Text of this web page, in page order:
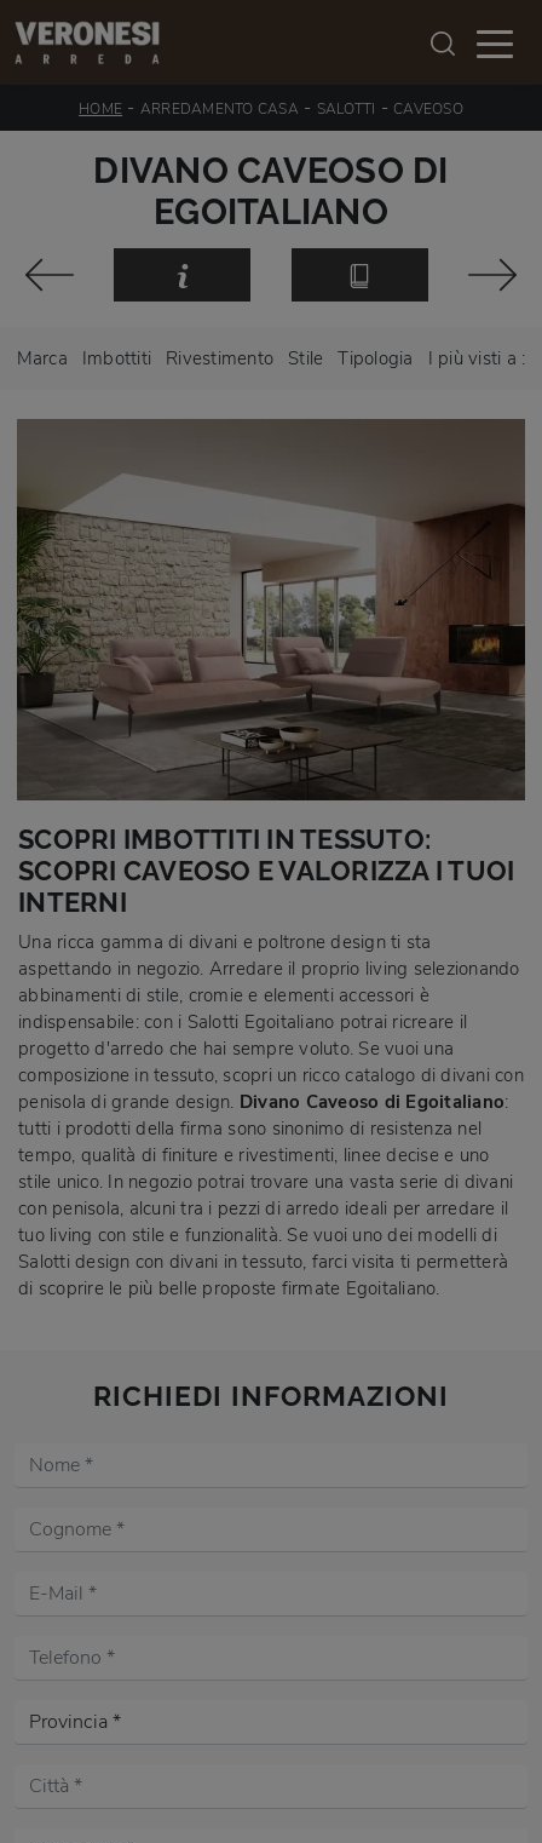
HOME - ARREDAMENTO CASA - SALOTTI - CAVEOSO
DIVANO CAVEOSO DI
EGOITALIANO
Marca Imbottiti Rivestimento Stile Tipologia I più visti a :
SCOPRI IMBOTTITI IN TESSUTO:
SCOPRI CAVEOSO E VALORIZZA I TUOI
INTERNI
Una ricca gamma di divani e poltrone design ti sta
aspettando in negozio. Arredare il proprio living selezionando
abbinamenti di stile, cromie e elementi accessori è
indispensabile: con i Salotti Egoitaliano potrai ricreare il
progetto d'arredo che hai sempre voluto. Se vuoi una
composizione in tessuto, scopri un ricco catalogo di divani con
penisola di grande design. Divano Caveoso di Egoitaliano:
tutti i prodotti della firma sono sinonimo di resistenza nel
tempo, qualità di finiture e rivestimenti, linee decise e uno
stile unico. In negozio potrai trovare una vasta serie di divani
con penisola, alcuni tra i pezzi di arredo ideali per arredare il
tuo living con stile e funzionalità. Se vuoi uno dei modelli di
Salotti design con divani in tessuto, farci visita ti permetterà
di scoprire le più belle proposte firmate Egoitaliano.
RICHIEDI INFORMAZIONI